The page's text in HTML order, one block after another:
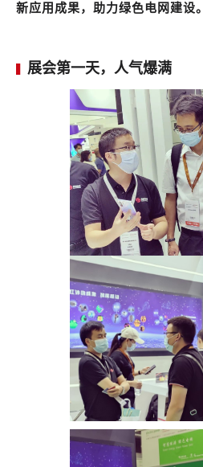
新应用成果，助力绿色电网建设。
展会第一天，人气爆满